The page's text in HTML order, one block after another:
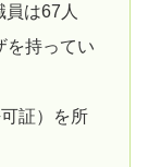
は67人
を持ってい
証）を所